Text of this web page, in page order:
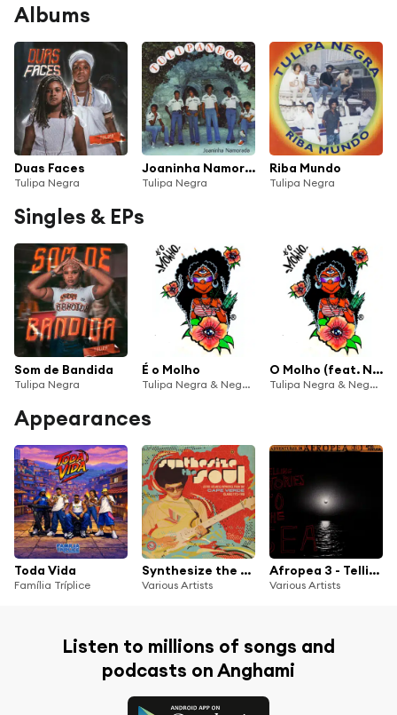
Albums
Duas Faces
Tulipa Negra
Joaninha Namorada
Tulipa Negra
Riba Mundo
Tulipa Negra
Singles & EPs
Som de Bandida
Tulipa Negra
É o Molho
Tulipa Negra & Neguinha Braba
O Molho (feat. Neguinha Braba)
Tulipa Negra & Neguinha Braba
Appearances
Toda Vida
Família Tríplice
Synthesize the Soul: Astro-Atlantic Hypnotica from the Cape Verde Islands 1973 - 1988
Various Artists
Afropea 3 - Telling Stories To The Sea
Various Artists
Listen to millions of songs and
podcasts on Anghami